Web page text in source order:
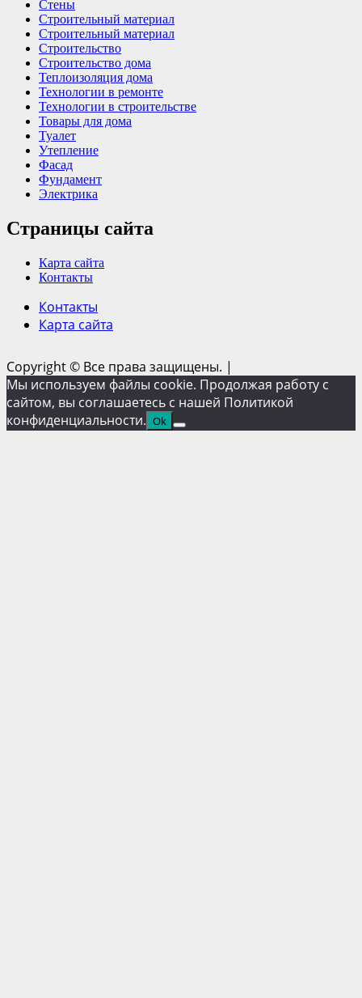
Стены
Строительный материал
Строительный материал
Строительство
Строительство дома
Теплоизоляция дома
Технологии в ремонте
Технологии в строительстве
Товары для дома
Туалет
Утепление
Фасад
Фундамент
Электрика
Страницы сайта
Карта сайта
Контакты
Контакты
Карта сайта
Copyright © Все права защищены. |
Мы используем файлы cookie. Продолжая работу с
сайтом, вы соглашаетесь с нашей Политикой
конфиденциальности. Ok